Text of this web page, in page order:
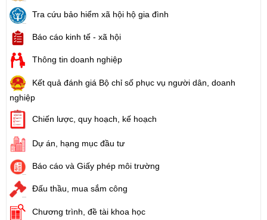
Tra cứu bảo hiểm xã hội hộ gia đình
Báo cáo kinh tế - xã hội
Thông tin doanh nghiệp
Kết quả đánh giá Bộ chỉ số phục vụ người dân, doanh
nghiệp
Chiến lược, quy hoạch, kế hoạch
Dự án, hạng mục đầu tư
Báo cáo và Giấy phép môi trường
Đấu thầu, mua sắm công
Chương trình, đề tài khoa học